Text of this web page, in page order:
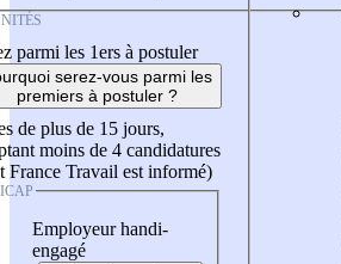
parmi les 1ers à postuler
serez-vous parmi les
premiers à postuler ?
de plus de 15 jours,
moins de 4 candidatures
France Travail est informé)
Employeur handi-
engagé